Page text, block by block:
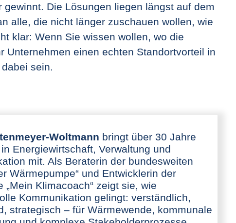
Die Lösungen liegen längst auf dem
alle, die nicht länger zuschauen wollen, wie
klar: Wenn Sie wissen wollen, wo die
Unternehmen einen echten Standortvorteil in
sein.
Woltmann bringt über 30 Jahre
Energiewirtschaft, Verwaltung und
mit. Als Beraterin der bundesweiten
Wärmepumpe“ und Entwicklerin der
„Mein Klimacoach“ zeigt sie, wie
Kommunikation gelingt: verständlich,
strategisch – für Wärmewende, kommunale